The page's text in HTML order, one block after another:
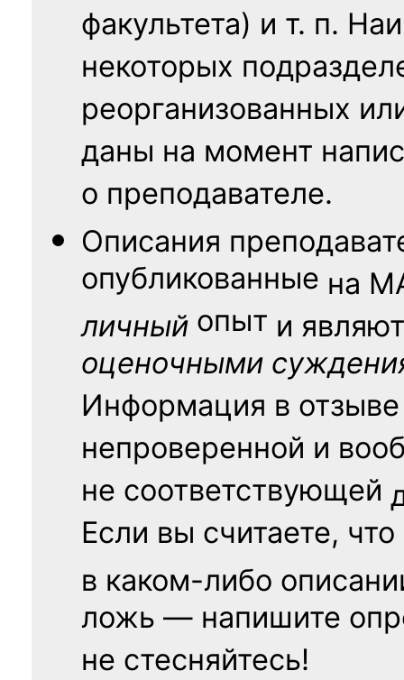
факультета) и т. п.
некоторых
реорганизованных
даны на момент
о преподавателе.
Описания
опубликованные на
личный опыт и
оценочными
Информация в
непроверенной и
не соответствующей
Если вы считаете, что
в каком-либо
ложь — напишите
не стесняйтесь!